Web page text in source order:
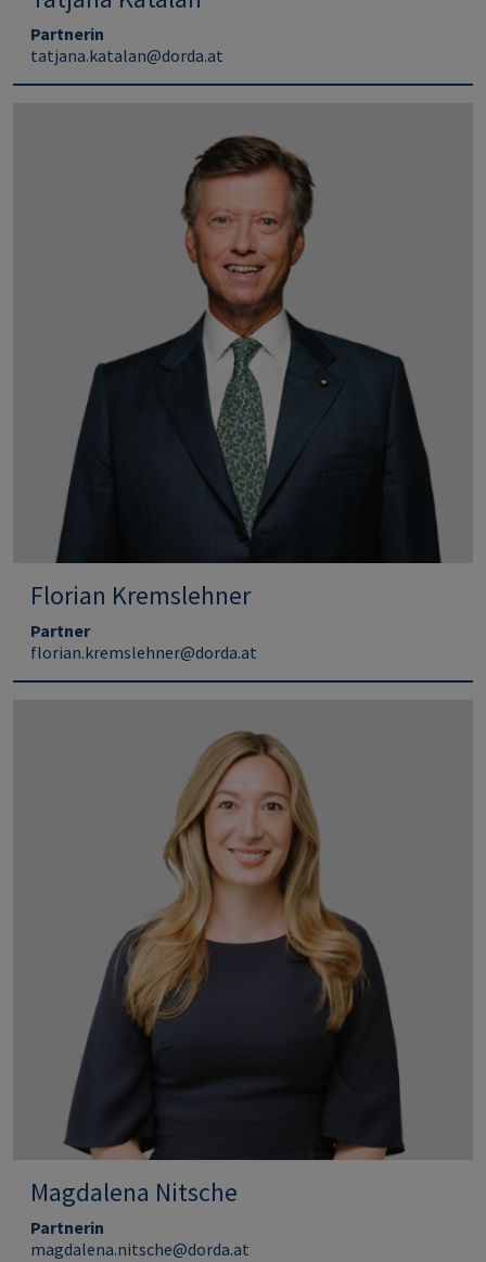
Partnerin
tatjana.katalan@dorda.at
Florian Kremslehner
Partner
florian.kremslehner@dorda.at
Magdalena Nitsche
Partnerin
magdalena.nitsche@dorda.at